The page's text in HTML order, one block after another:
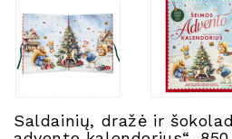
Kosmetika
Higienos
Priemonės
Pirties
Saldainių, dražė ir